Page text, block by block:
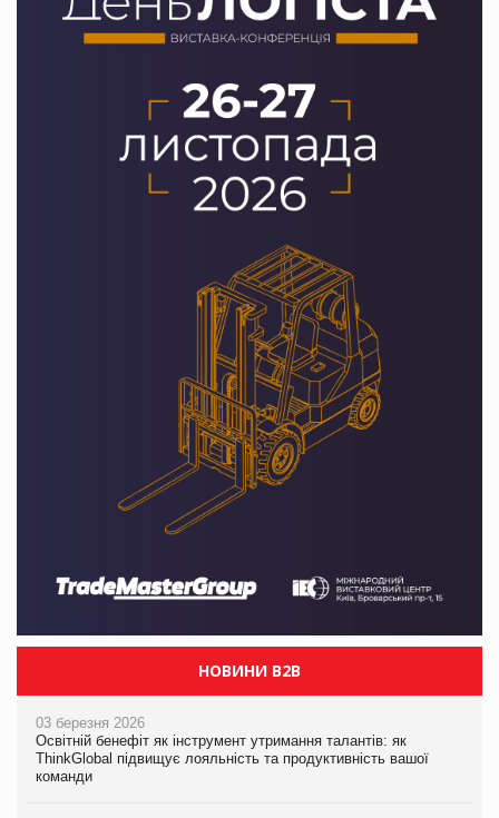
НОВИНИ B2B
03 березня 2026
Освітній бенефіт як інструмент утримання талантів: як
ThinkGlobal підвищує лояльність та продуктивність вашої
команди